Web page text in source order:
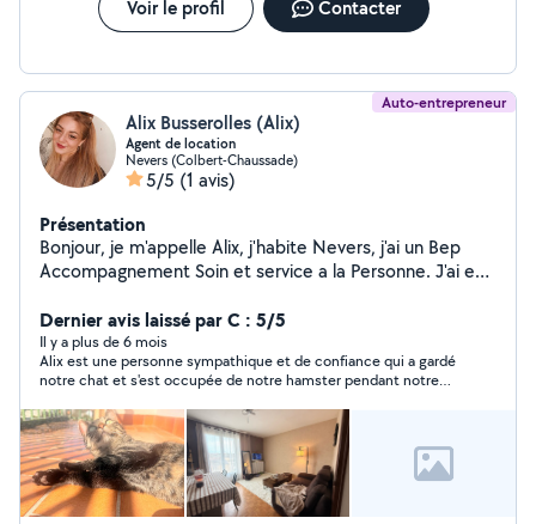
Voir le profil Contacter
Auto-entrepreneur
Alix Busserolles (Alix)
Agent de location
Nevers (Colbert-Chaussade)
5/5 (1 avis)
Présentation
Bonjour, je m'appelle Alix, j'habite Nevers, j'ai un Bep
Accompagnement Soin et service a la Personne. J'ai eu
enfance ainsi que les personne en situation de
handicap. J'ai travaillé plusieurs années en maison de
retraite. Je ferai de mon mieux pour être disponible
même à la dernière minute, pour garder vos enfants,
faire les courses d'une personnes dépendantes, garder
vos animaux ainsi que les sortir. Je suis polyvalente
souriante et contentes d'aider les personnes en
difficulté. J'ai toujours grandi avec des animaux, je serais
me faire écouter aussi bien avec les animaux qu'avec les
Dernier avis laissé par C : 5/5
Il y a plus de 6 mois
Alix est une personne sympathique et de confiance qui a gardé
notre chat et s'est occupée de notre hamster pendant notre